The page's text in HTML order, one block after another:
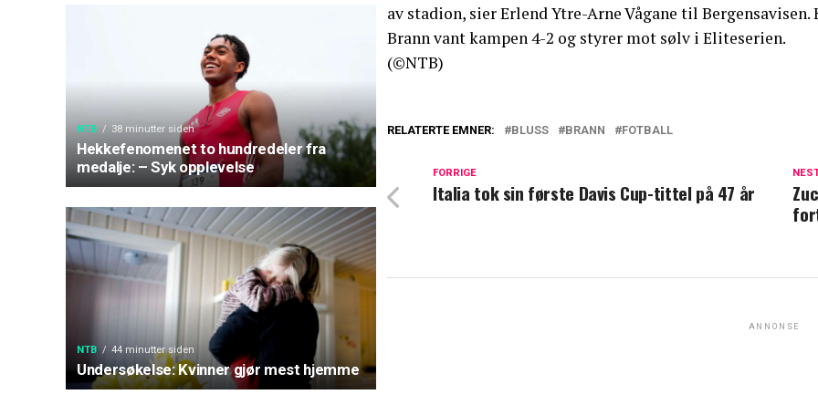
NTB 38 minutter siden
Hekkefenomenet to hundredeler fra
medalje: – Syk opplevelse
NTB 44 minutter siden
Undersøkelse: Kvinner gjør mest hjemme
av stadion, sier Erlend Ytre-Arne Vågane til
Brann vant kampen 4-2 og styrer mot sølv i Eliteserien.
(©NTB)
RELATERTE EMNER: BLUSS BRANN FOTBALL
FORRIGE
Italia tok sin første Davis Cup-tittel på 47 år
ANNONSE